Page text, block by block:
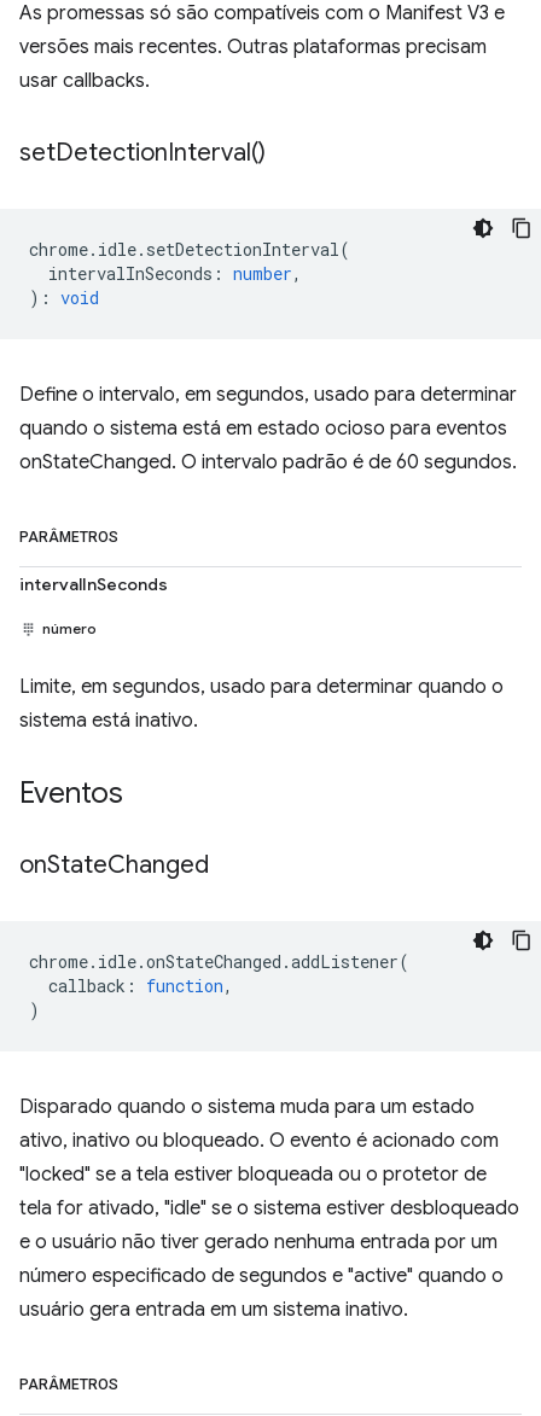
As promessas só são compatíveis com o Manifest V3 e
versões mais recentes. Outras plataformas precisam
usar callbacks.
setDetectionInterval()
chrome. idle. setDetectionInterval(
intervalInSeconds : number,
) : void
Define o intervalo, em segundos, usado para determinar
quando o sistema está em estado ocioso para eventos
onStateChanged. O intervalo padrão é de 60 segundos.
PARÂMETROS
intervalInSeconds
número
Limite, em segundos, usado para determinar quando o
sistema está inativo.
Eventos
onStateChanged
chrome. idle.onStateChanged .addListener(
callback : function,
)
Disparado quando o sistema muda para um estado
ativo, inativo ou bloqueado. O evento é acionado com
"locked" se a tela estiver bloqueada ou o protetor de
tela for ativado, "idle" se o sistema estiver desbloqueado
e o usuário não tiver gerado nenhuma entrada por um
número especificado de segundos e "active" quando o
usuário gera entrada em um sistema inativo.
PARÂMETROS